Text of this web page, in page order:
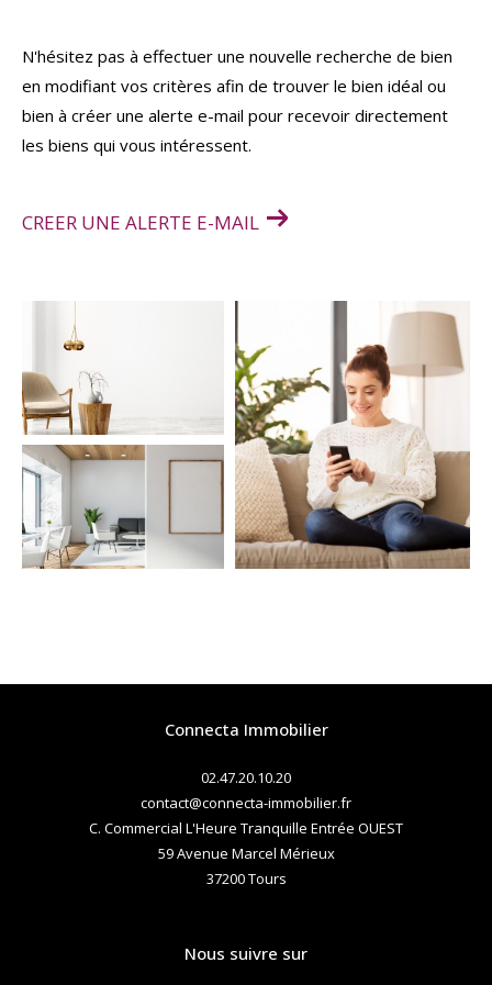
N'hésitez pas à effectuer une nouvelle recherche de bien
en modifiant vos critères afin de trouver le bien idéal ou
bien à créer une alerte e-mail pour recevoir directement
les biens qui vous intéressent.
CREER UNE ALERTE E-MAIL
Connecta Immobilier
02.47.20.10.20
contact@connecta-immobilier.fr
C. Commercial L'Heure Tranquille Entrée OUEST
59 Avenue Marcel Mérieux
37200 tours
Nous suivre sur
Budget
Surface
Surface
Pièces
AFFINER LES CRITÈRES
TERRASSE PARKING PISCINE
FILTRER PAR
COUPS DE COEUR EXCLUSIVITÉS
NOUVEAUTÉS